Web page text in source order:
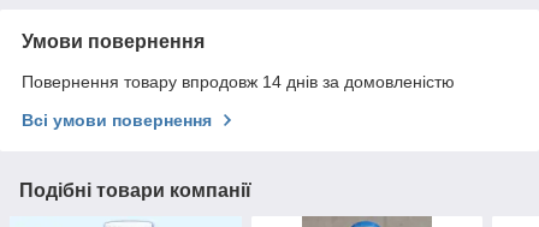
Умови повернення
Повернення товару впродовж 14 днів за домовленістю
Всі умови повернення
Подібні товари компанії